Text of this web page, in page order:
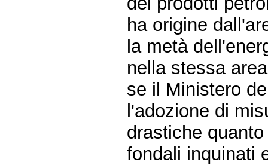
ha origine
la metà
nella stessa
se il Ministero
l'adozione di
drastiche
fondali inquinati